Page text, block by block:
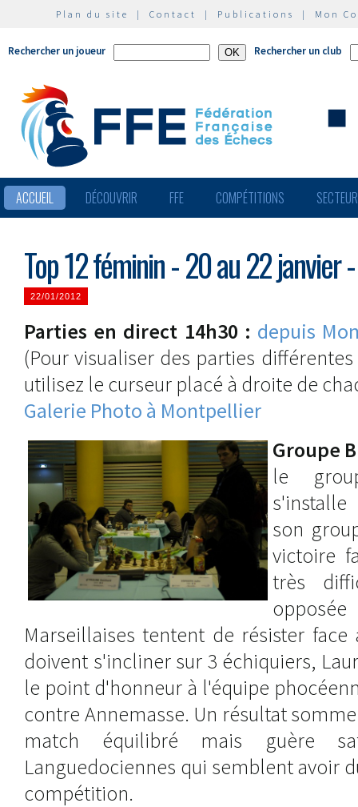
Plan du site | Contact | Publications | Mon
Rechercher un joueur Rechercher un club
ACCUEIL DÉCOUVRIR FFE COMPÉTITIONS
Top 12 féminin - 20 au 22 janvier
22/01/2012
Parties en direct 14h30 : depuis
(Pour visualiser des parties
utilisez le curseur placé à droite de
Galerie Photo à Montpellier
Groupe B
le
son
victoire
très
Marseillaises tentent de résister face
doivent s'incliner sur 3 échiquiers,
le point d'honneur à l'équipe
contre Annemasse. Un résultat
match équilibré mais guère
Languedociennes qui semblent avoir
compétition.